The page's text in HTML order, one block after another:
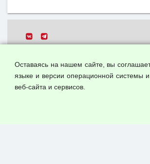
Все права защищены.
Оставаясь на нашем сайте, вы
языке и версии операционной системы
веб-сайта и сервисов.